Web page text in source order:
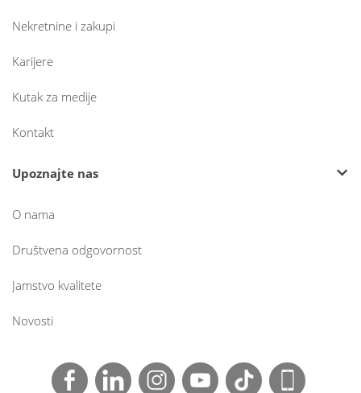
Nekretnine i zakupi
Karijere
Kutak za medije
Kontakt
Upoznajte nas
O nama
Društvena odgovornost
Jamstvo kvalitete
Novosti